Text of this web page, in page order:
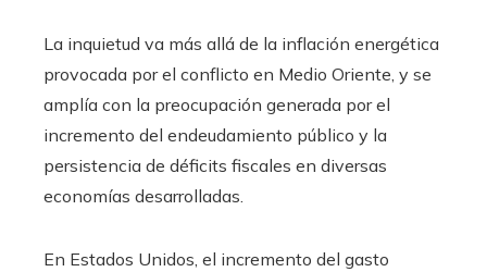
La inquietud va más allá de la inflación energética
provocada por el conflicto en Medio Oriente, y se
amplía con la preocupación generada por el
incremento del endeudamiento público y la
persistencia de déficits fiscales en diversas
economías desarrolladas.
En Estados Unidos, el incremento del gasto